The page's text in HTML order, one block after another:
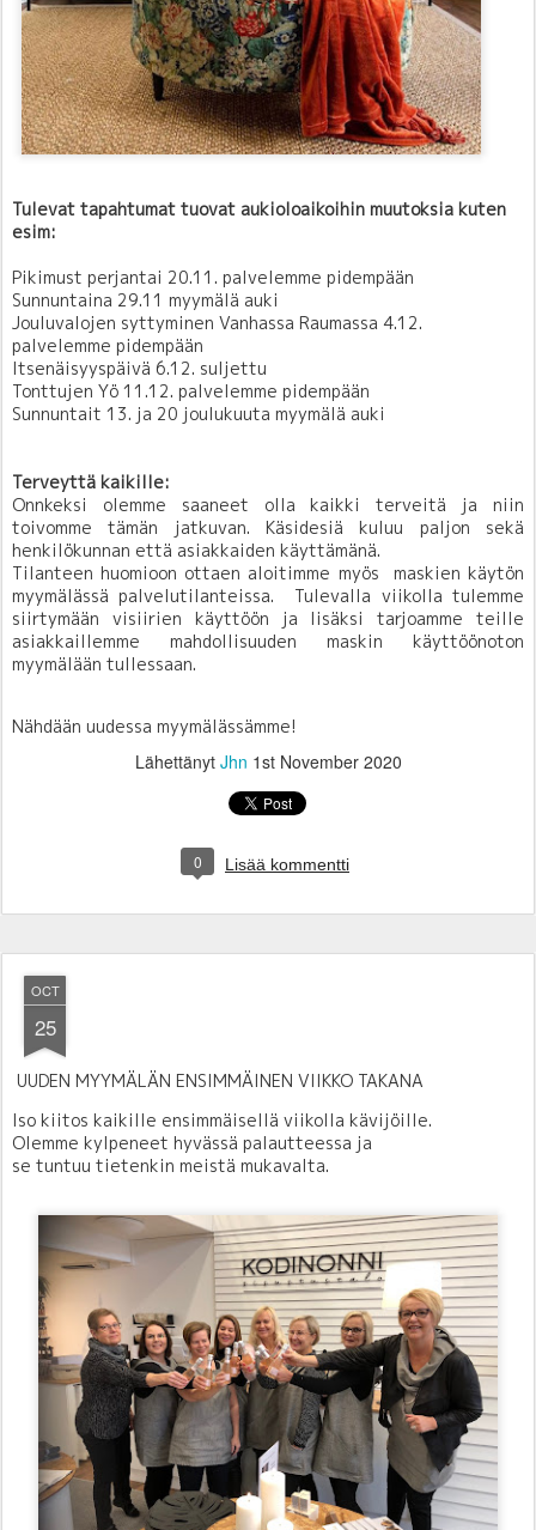
Tulevat tapahtumat tuovat aukioloaikoihin muutoksia kuten
esim:
Pikimust perjantai 20.11. palvelemme pidempään
Sunnuntaina 29.11 myymälä auki
Jouluvalojen syttyminen Vanhassa Raumassa 4.12.
palvelemme pidempään
Itsenäisyyspäivä 6.12. suljettu
Tonttujen Yö 11.12. palvelemme pidempään
Sunnuntait 13. ja 20 joulukuuta myymälä auki
Terveyttä kaikille:
Onnkeksi olemme saaneet olla kaikki terveitä ja niin
toivomme tämän jatkuvan. Käsidesiä kuluu paljon sekä
henkilökunnan että asiakkaiden käyttämänä.
Tilanteen huomioon ottaen aloitimme myös maskien käytön
myymälässä palvelutilanteissa. Tulevalla viikolla tulemme
siirtymään visiirien käyttöön ja lisäksi tarjoamme teille
asiakkaillemme mahdollisuuden maskin käyttöönoton
myymälään tullessaan.
Nähdään uudessa myymälässämme!
Lähettänyt Jhn 1st November 2020
0 Lisää kommentti
OCT
25
UUDEN MYYMÄLÄN ENSIMMÄINEN VIIKKO TAKANA
Iso kiitos kaikille ensimmäisellä viikolla kävijöille.
Olemme kylpeneet hyvässä palautteessa ja
se tuntuu tietenkin meistä mukavalta.